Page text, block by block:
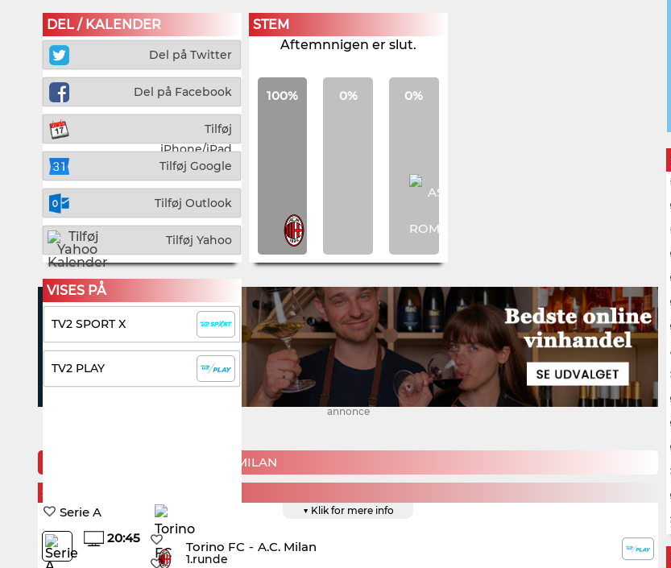
DEL / KALENDER
Del på Twitter
Del på Facebook
Tilføj
iPhone/iPad
Tilføj Google
Tilføj Outlook
Tilføj Yahoo
STEM
Aftemnnigen er slut.
100% 0% 0%
VISES PÅ
TV2 SPORT X
TV2 PLAY
annonce
KOMMENDE KAMPE FOR A.C. MILAN
SUNDAY, 23. AUGUST
▼ Klik for mere info
Serie A
20:45
Torino FC - A.C. Milan
1.runde